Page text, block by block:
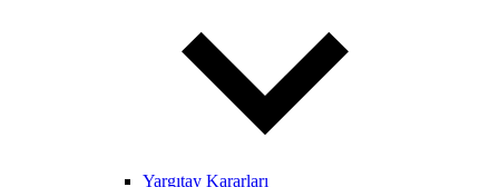
Yargıtay Kararları